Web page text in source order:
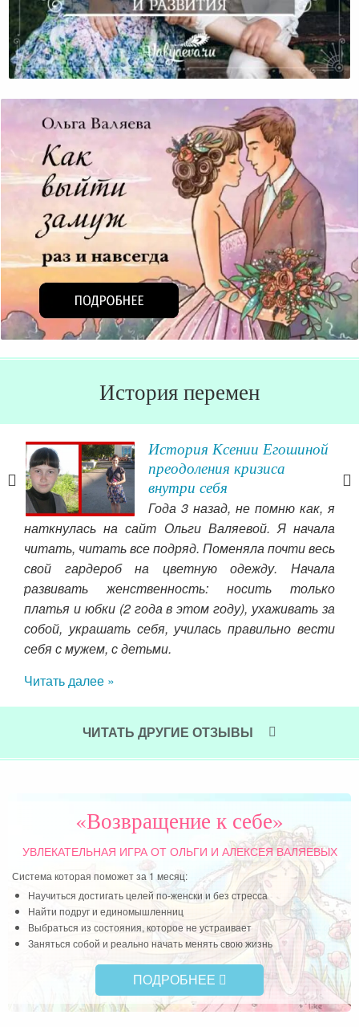
Мужчина Всегда Имеет Потенциал Для Роста И
Развития
История перемен
История Ксении Егошиной
преодоления кризиса
внутри себя
Года 3 назад, не помню как, я
наткнулась на сайт Ольги Валяевой. Я начала
читать, читать все подряд. Поменяла почти весь
свой гардероб на цветную одежду. Начала
развивать женственность: носить только
платья и юбки (2 года в этом году), ухаживать за
собой, украшать себя, училась правильно вести
себя с мужем, с детьми.
Читать далее »
к
ЧИТАТЬ ДРУГИЕ ОТЗЫВЫ
«Возвращение к себе»
УВЛЕКАТЕЛЬНАЯ ИГРАОТ ОЛЬГИ И АЛЕКСЕЯ ВАЛЯЕВЫХ
Система которая поможет за 1 месяц:
Научиться достигать целей по-женски и без стресса
Найти подруг и единомышленниц
Выбраться из состояния, которое не устраивает
Заняться собой и реально начать менять свою жизнь
ПОДРОБНЕЕ